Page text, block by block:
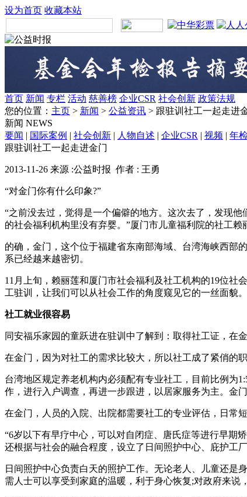
设为首页 收藏本站
首页 新闻 专栏 活动 慈善榜 企业CSR 社会创新 政策法规
您的位置： 主页 > 新闻 > 公益资讯 > 跟驻训社工一起走进
新闻 NEWS
要闻 | 国际案例 | 社会创新 | 人物自述 | 企业CSR | 视频 | 年
跟驻训社工一起走进金门
2013-11-26 来源 :公益时报 作者 : 王勇
“对金门你有什么印象?”
“之前没去过，觉得是一个偏僻的地方。这次去了，发现
的社会福利机构里没有弃婴。”厦门市儿童福利院的社工赖
的确，金门，这个位于福建省东南部海域、台湾海峡西部
系已经越来越密切。
11月上旬，赖丽莲和厦门市社会福利及社工机构的19位
工驻训，让我们可以从社会工作的角度窥见它的一丝面貌。
社工就业很容易
同安福乐家园的童跃进在驻训中了解到：取得社工证，在
在金门，因为对社工的需求比较大，所以社工成了紧俏的职
台湾地区规定养老机构内必须配有专业社工，目前比例为
作，进行入户调查，再进一步跟进，以居家服务为主。金
在金门，人员的入院、出院都需要社工的专业评估，日常
“6岁以下有早疗中心，可以对自闭症、唐氏症等进行早期
还根据与社会的融合程度，设立了日间照护中心、庇护工厂
日间照护中心负责白天的照护工作。无论老人、儿童还是
需人士可以享受到家庭的温暖，利于身心恢复;对政府来说